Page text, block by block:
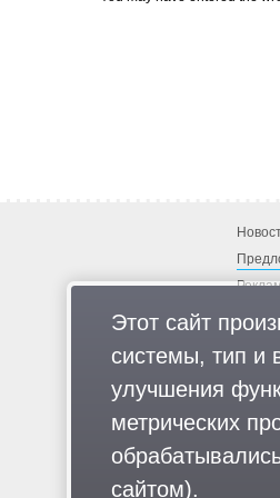
Для читателей: В России
«Русский общенациональный
движение ЛГБТ, общероссийская
«Дождь», «Медуза», «Важные
Этот сайт
системы, тип и
улучшения
метрических
сайтом).